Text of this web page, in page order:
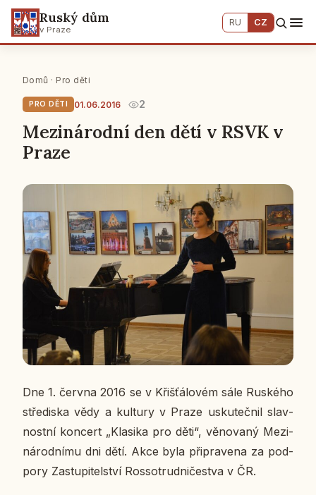
Ruský dům
v Praze
RU CZ
Domů · Pro děti
PRO DĚTI 01.06.2016 2
Mezinárodní den dětí v RSVK v
Praze
Dne 1. června 2016 se v Křiš­ťá­lo­vém sále Rus­ké­ho
stře­dis­ka vědy a kul­tu­ry v Praze usku­teč­nil slav­
nost­ní kon­cert „Kla­si­ka pro děti“, vě­no­va­ný Me­zi­
ná­rod­ní­mu dni dětí. Akce byla při­pra­ve­na za pod­
po­ry Za­stu­pi­tel­ství Ros­so­trud­ni­čestva v ČR.